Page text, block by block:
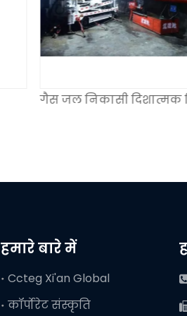
गैस जल निकासी दिशात्मक
हमारे बारे में
Ccteg Xi'an Global
कॉर्पोरेट संस्कृति